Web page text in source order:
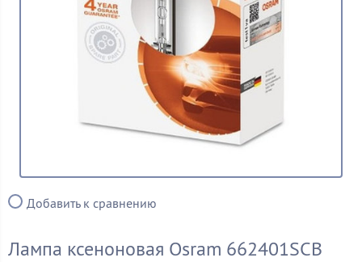
Добавить к сравнению
Лампа ксеноновая Osram 662401SCB